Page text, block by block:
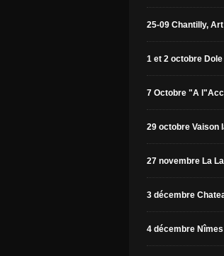
25-09 Chantilly,
1 et 2 octobre Dole
7 Octobre "A
29 octobre Vaison
27 novembre La
3 décembre
4 décembre